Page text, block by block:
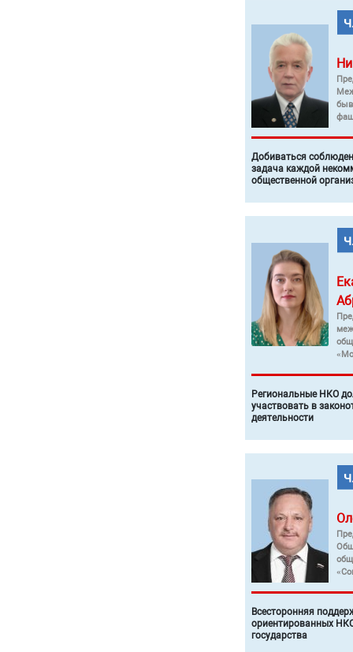
Добиваться
задача каждой
общественной
Региональные НКО
участвовать в
деятельности
Всесторонняя
ориентированных
государства